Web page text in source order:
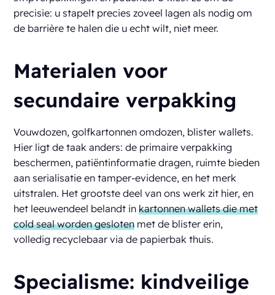
precisie: u stapelt precies zoveel lagen als nodig om
de barrière te halen die u echt wilt, niet meer.
Materialen voor
secundaire verpakking
Vouwdozen, golfkartonnen omdozen, blister wallets.
Hier ligt de taak anders: de primaire verpakking
beschermen, patiëntinformatie dragen, ruimte bieden
aan serialisatie en tamper-evidence, en het merk
uitstralen. Het grootste deel van ons werk zit hier, en
het leeuwendeel belandt inkartonnen wallets die met
cold seal worden gesloten met de blister erin,
volledig recyclebaar via de papierbak thuis.
Specialisme: kindveilige